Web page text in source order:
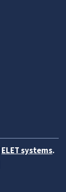
ELET systems.